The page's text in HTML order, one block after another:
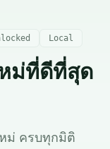
Local
ม่ที่ดีที่สุด
หม่ ครบทุกมิติ